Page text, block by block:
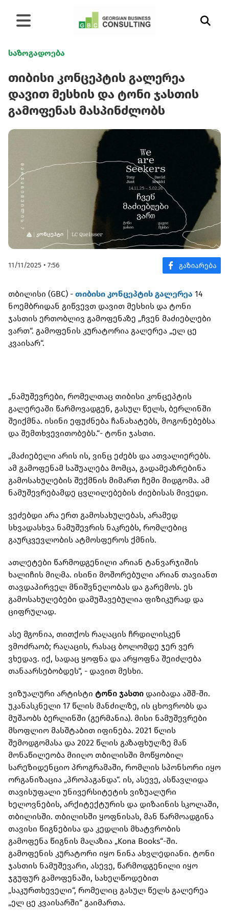
საზოგადოება
თიბისი კონცეპტის გალერეა
დავით მესხის და ტონი ჯასთის
გამოფენას მასპინძლობს
11/11/2025 • 7:56
თბილისი (GBC) - თიბისი კონცეპტის გალერეა 14
ნოემბრიდან გიწვევთ დავით მესხის და ტონი
ჯასთის ერთობლივ გამოფენაზე „ჩვენ მაძიებლები
ვართ“. გამოფენის კურატორია გალერეა „ელ ცე
კვაისარ“.
„ნამუშევრები, რომელთაც თიბისი კონცეპტის
გალერეაში წარმოვადგენ, გასულ წელს, ბერლინში
შეიქმნა. ისინი ეფუძნება ჩანახატებს, მოგონებებსა
და შემთხვევითობებს.“- ტონი ჯასთი.
„მაძიებელი არის ის, ვინც ეძებს და ათვალიერებს.
ამ გამოფენამ საშუალება მომცა, გადამეაზრებინა
გამოსახულების შექმნის მიმართ ჩემი მიდგომა. ამ
ნამუშევრებამდე ცვლილებების ძიებისას მივედი.
ვეძებდი არა ერთ გამოსახულებას, არამედ
სხვადასხვა ნამუშევრის ნაკრებს, რომლებიც
გაურკვევლობის ატმოსფეროს ქმნის.
ათლეტები წარმოდგენილი არიან ტანვარჯიშის
ხალიჩის მიღმა. ისინი მოშორებული არიან თავიანთ
თავდაპირველ მნიშვნელობას და გარემოს. ეს
გამოსახულებები დამუშავებულია ფიზიკურად და
ციფრულად.
ასე მგონია, თითქოს რაღაცის ჩრდილისკენ
ვმოძრაობ; რაღაცის, რასაც ბოლომდე ჯერ ვერ
ვხედავ. იქ, სადაც ყოფნა და არყოფნა შეიძლება
თანაარსებობდეს“, - დავით მესხი.
ვიზუალური არტისტი ტონი ჯასთი დაიბადა აშშ-ში.
უკანასკნელი 17 წლის მანძილზე, ის ცხოვრობს და
მუშაობს ბერლინში (გერმანია). მისი ნამუშევრები
მსოფლიო მასშტაბით იფინება. 2021 წლის
შემოდგომასა და 2022 წლის გაზაფხულზე მან
მონაწილეობა მიიღო თბილისში მოწყობილ
სარეზიდენციო პროგრამაში, რომლის სპონსორი იყო
ორგანიზაცია „პროპაგანდა“. ის, ასევე, ასწავლიდა
თავისუფალი უნივერსიტეტის ვიზუალური
ხელოვნების, არქიტექტურის და დიზაინის სკოლაში,
თბილისში. თბილისში ყოფნისას, მან წარმოადგინა
თავისი წიგნებისა და კედლის მხატვრობის
გამოფენა წიგნის მაღაზია „Kona Books“-ში.
გამოფენის კურატორი იყო ნინა ახვლედიანი. ტონი
ჯასთის ნამუშევარი, ასევე, წარმოდგენილი იყო
ჯგუფურ გამოფენაში, სახელწოდებით
„საკურთხეველი“, რომელიც გასულ წელს გალერეა
„ელ ცე კვაისარში“ გაიმართა.